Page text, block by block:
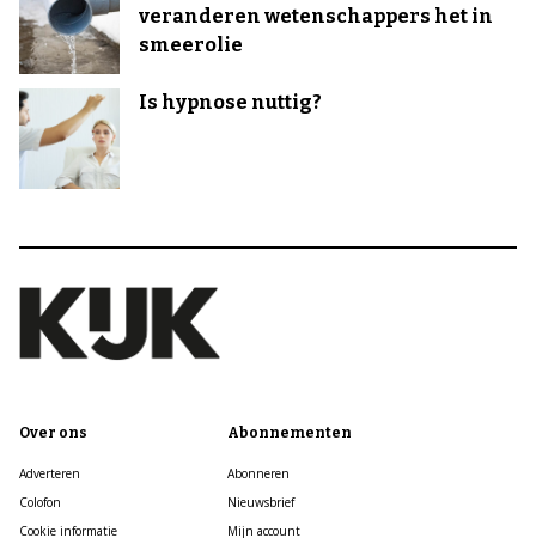
veranderen wetenschappers het in
smeerolie
Is hypnose nuttig?
Over ons
Adverteren
Colofon
Cookie informatie
Abonnementen
Abonneren
Nieuwsbrief
Mijn account